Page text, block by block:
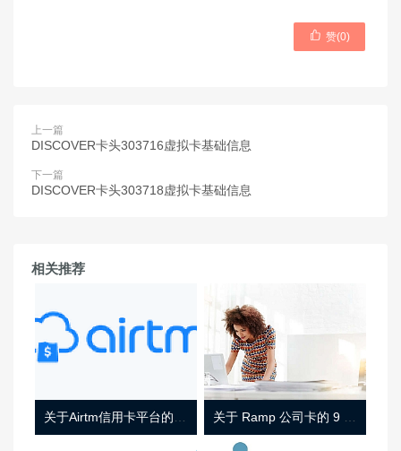
 赞(0)
上一篇
DISCOVER卡头303716虚拟卡基础信息
下一篇
DISCOVER卡头303718虚拟卡基础信息
相关推荐